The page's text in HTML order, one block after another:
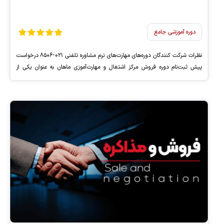
دوره آموزشی جامع
نظرات شرکت کنندگان دوره‌های مهارت‌های نرم مشاوره تلفنی ۰۲۱-۸۵۰۶ درخواست
پیش ثبت‌نام دوره فروش مرکز اشتغال و مهارت‌آموزی ماهان به عنوان یکی از
کامل‌ترین دوره‌های آموزشی در زمینه فروش و دوره آموزشی دوره‌های مهارت‌های نرم
ارائه می‌شود. این دوره‌ها به طور جامع […]